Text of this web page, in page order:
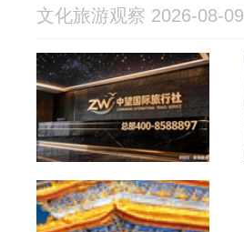
文化旅游观察 2026-08-09